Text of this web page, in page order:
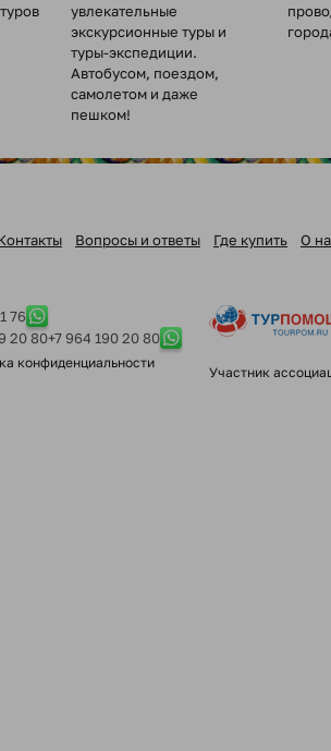
увлекательные
экскурсионные туры и
туры-экспедиции.
Автобусом, поездом,
самолетом и даже
пешком!
Вопросы и ответы Где купить О
76
20 80+7 964 190 20 80
конфиденциальности
Участник